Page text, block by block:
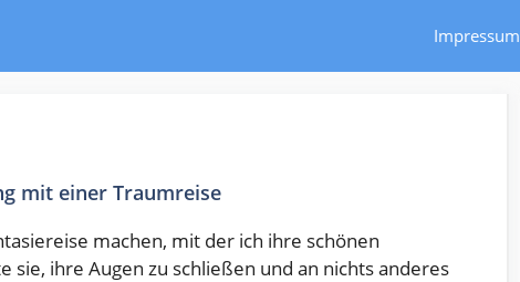
Impressum
mit einer Traumreise
machen, mit der ich ihre schönen
ihre Augen zu schließen und an nichts anderes